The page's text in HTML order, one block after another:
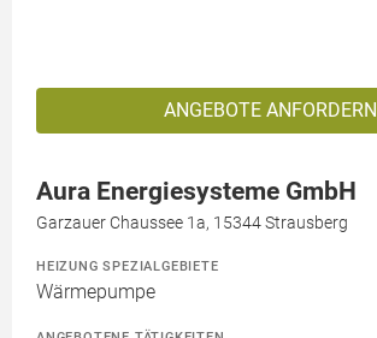
ANGEBOTE ANFORDERN
Aura Energiesysteme GmbH
Garzauer Chaussee 1a, 15344 Strausberg
HEIZUNG SPEZIALGEBIETE
Wärmepumpe